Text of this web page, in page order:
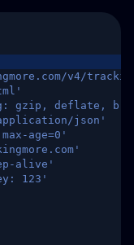
v4/trackings/
gzip, deflate,
json'
age=0'
alive'
123'